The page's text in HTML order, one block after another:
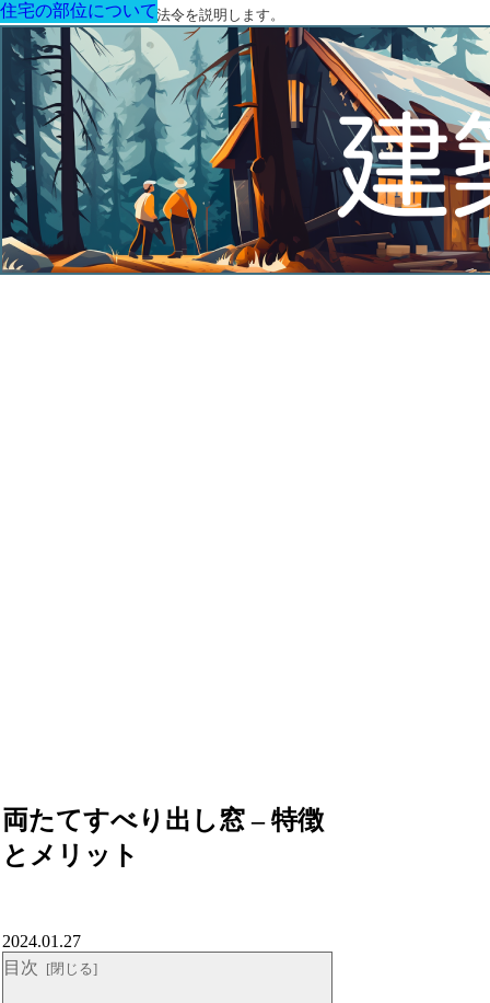
建築に関する用語と関連法令を説明します。
両たてすべり出し窓 – 特徴
とメリット
住宅の部位について
2024.01.27
目次
住宅の部位について
住宅の部位について
住宅の部位について
住宅の部位について
住宅の部位について
住宅の部位について